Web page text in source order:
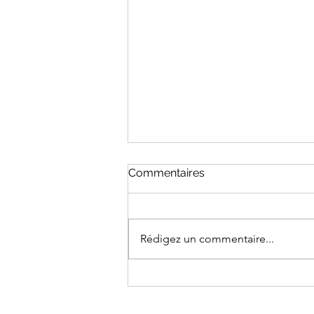
Commentaires
Rédigez un commentaire...